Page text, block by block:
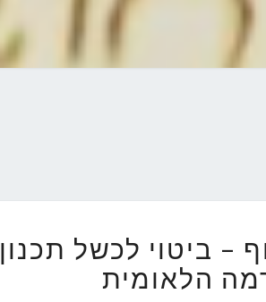
במישור
החוף
–
– ביטוי לכשל תכנון
הלאומית